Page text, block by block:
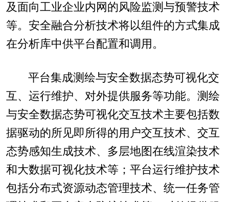
及面向工业企业内网的风险监测与预警技术
等。安全融合分析技术将以组件的方式集成
在分析库中供平台配置和调用。
平台集成测绘与安全数据态势可视化交
互、运行维护、对外提供服务等功能。测绘
与安全数据态势可视化交互技术主要包括数
据驱动的所见即所得的用户交互技术、交互
态势感知生成技术、多层地图在线渲染技术
和大数据可视化技术等；平台运行维护技术
包括分布式资源动态管理技术、统一任务管